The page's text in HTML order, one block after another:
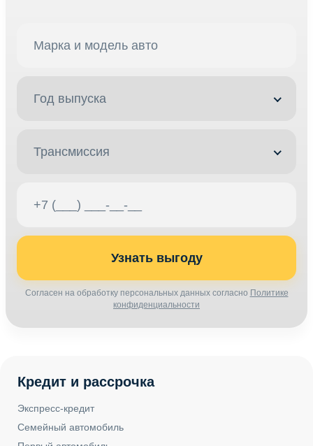
Год выпуска
Трансмиссия
Узнать выгоду
Согласен на обработку персональных данных согласно Политике
конфиденциальности
Кредит и рассрочка
Экспресс-кредит
Семейный автомобиль